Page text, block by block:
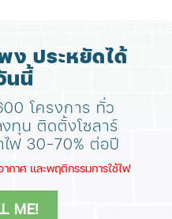
ง ประหยัดได้
นนี้
โครงการ ทั่ว
ทุน ติดตั้งโซลาร์
ไฟ 30-70% ต่อปี
าศ​ และพฤติกรรมการใช้ไฟ
ME!